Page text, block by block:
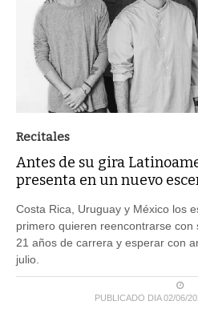
Recitales
Antes de su gira
presenta en un nuevo
Costa Rica, Uruguay y México los
primero quieren reencontrarse
21 años de carrera y esperar con
julio.
PUBLICADO DIA 02/06/